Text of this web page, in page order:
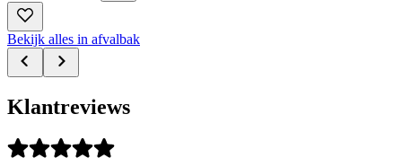
Bekijk alles in afvalbak
Klantreviews